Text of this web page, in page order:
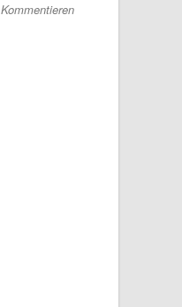
Kommentieren